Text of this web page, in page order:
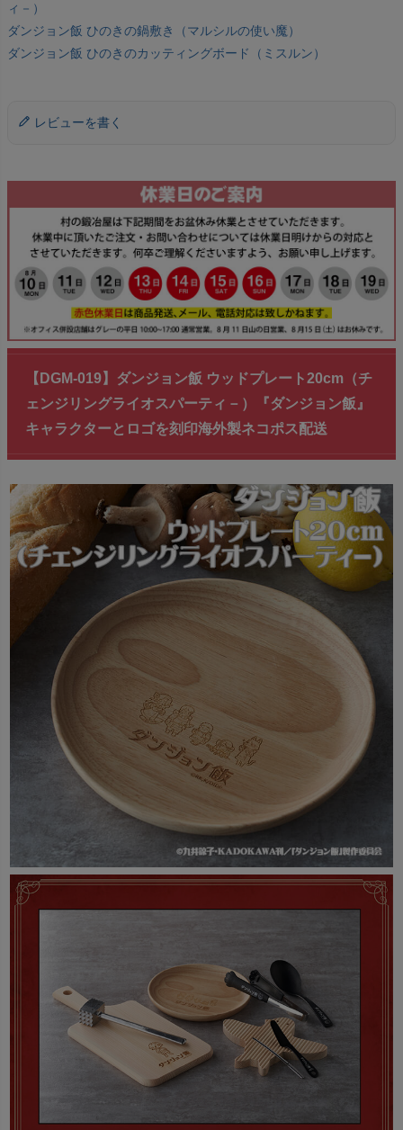
ィ－）
ダンジョン飯 ひのきの鍋敷き（マルシルの使い魔）
ダンジョン飯 ひのきのカッティングボード（ミスルン）
レビューを書く
【DGM-019】ダンジョン飯 ウッドプレート20cm（チ
ェンジリングライオスパーティ－）『ダンジョン飯』
キャラクターとロゴを刻印海外製ネコポス配送